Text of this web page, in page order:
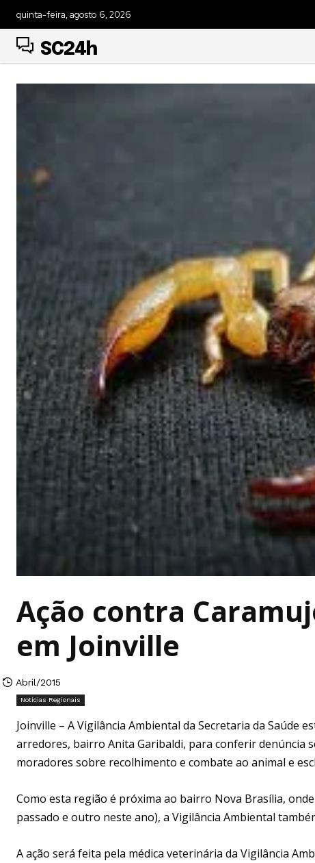
quinta-feira, agosto 6, 2026
SC24h
Ação contra
em Joinville
Abril/2015
Notícias Regionais
Joinville – A Vigilância Ambiental da Secretaria da Saúde
arredores, bairro Anita Garibaldi, para conferir denúncia
moradores sobre recolhimento e combate ao animal e
Como esta região é próxima ao bairro Nova Brasília,
passado e outro neste ano), a Vigilância Ambiental
A ação será feita pela médica veterinária da Vigilância